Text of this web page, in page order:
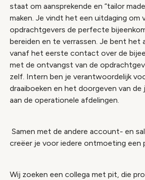
staat om aansprekende en “tailor
maken. Je vindt het een uitdaging om
opdrachtgevers de perfecte
bereiden en te verrassen. Je bent het
vanaf het eerste contact over de
met de ontvangst van de
zelf. Intern ben je verantwoordelijk
draaiboeken en het doorgeven van
aan de operationele afdelingen.
Samen met de andere account- en
creëer je voor iedere ontmoeting een
Wij zoeken een collega met pit, die